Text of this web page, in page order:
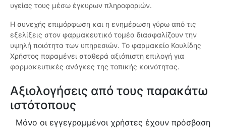
υγείας τους μέσω έγκυρων πληροφοριών.
Η συνεχής επιμόρφωση και η ενημέρωση γύρω από τις
εξελίξεις στον φαρμακευτικό τομέα διασφαλίζουν την
υψηλή ποιότητα των υπηρεσιών. Το φαρμακείο Κουλίδης
Χρήστος παραμένει σταθερά αξιόπιστη επιλογή για
φαρμακευτικές ανάγκες της τοπικής κοινότητας.
Αξιολογήσεις από τους παρακάτω
ιστότοπους
Μόνο οι εγγεγραμμένοι χρήστες έχουν πρόσβαση